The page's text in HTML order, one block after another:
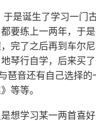
是诞生了学习一门
要练上一两年，于
完了之后再到车尔
琴行自学，后来买
琶音还有自己选择
等等。
想学习某一两首喜